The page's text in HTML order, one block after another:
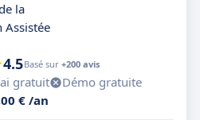
la
Assistée
4.5Basé sur +200 avis
gratuit
Démo gratuite
€ /an